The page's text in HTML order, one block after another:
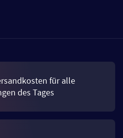
für alle
des Tages